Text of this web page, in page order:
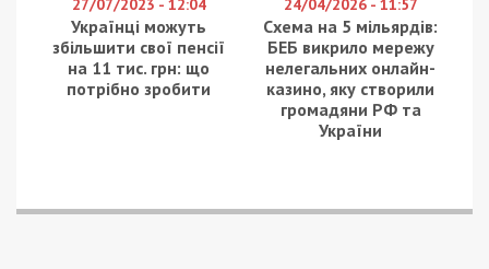
Отдельно приоритет – больницы. Наш военный
госпиталь нуждается в лекарствах. Мы уже передали
много фур. Новые грузы готовят в госпиталь и
больницу Мечникова, наши работники формируют грузы
на границе. В области есть отряд быстрого
реагирования. Он находится в готовности – сначала
помогали на вокзале, сейчас наш отряд обучает